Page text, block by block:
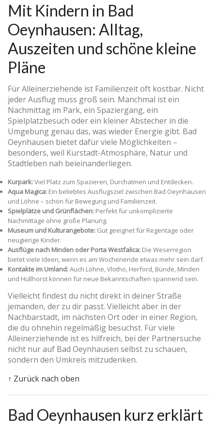
Mit Kindern in Bad
Oeynhausen: Alltag,
Auszeiten und schöne kleine
Pläne
Für Alleinerziehende ist Familienzeit oft kostbar. Nicht
jeder Ausflug muss groß sein. Manchmal ist ein
Nachmittag im Park, ein Spaziergang, ein
Spielplatzbesuch oder ein kleiner Abstecher in die
Umgebung genau das, was wieder Energie gibt. Bad
Oeynhausen bietet dafür viele Möglichkeiten –
besonders, weil Kurstadt-Atmosphäre, Natur und
Stadtleben nah beieinanderliegen.
Kurpark:Viel Platz zum Spazieren, Durchatmen und Entdecken.
Aqua Magica: Ein beliebtes Ausflugsziel zwischen Bad Oeynhausen
und Löhne – schön für Bewegung und Familienzeit.
Spielplätze und Grünflächen: Perfekt für unkomplizierte
Nachmittage ohne große Planung.
Museum und Kulturangebote: Gut geeignet für Regentage oder
neugierige Kinder.
Ausflüge nach Minden oder Porta Westfalica: Die Weserregion
bietet viele Ideen, wenn es am Wochenende etwas mehr sein darf.
Kontakte im Umland:Auch Löhne, Vlotho, Herford, Bünde, Minden
und Hüllhorst können für neue Bekanntschaften spannend sein.
Vielleicht findest du nicht direkt in deiner Straße
jemanden, der zu dir passt. Vielleicht aber in der
Nachbarstadt, im nächsten Ort oder in einer Region,
die du ohnehin regelmäßig besuchst. Für viele
Alleinerziehende ist es hilfreich, bei der Partnersuche
nicht nur auf Bad Oeynhausen selbst zu schauen,
sondern den Umkreis mitzudenken.
↑ Zurück nach oben
Bad Oeynhausen kurz erklärt